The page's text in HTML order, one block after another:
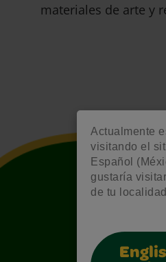
Actualmente
visitando el
Español
gustaría
de tu
materiales de arte y